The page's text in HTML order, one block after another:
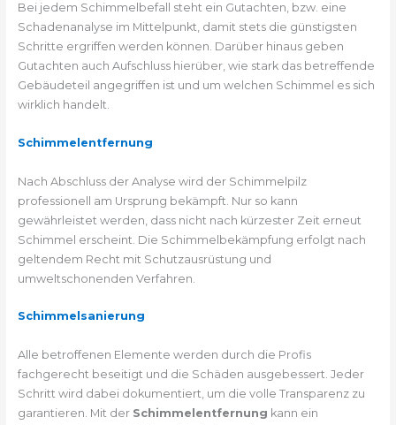
Bei jedem Schimmelbefall steht ein Gutachten, bzw. eine
Schadenanalyse im Mittelpunkt, damit stets die günstigsten
Schritte ergriffen werden können. Darüber hinaus geben
Gutachten auch Aufschluss hierüber, wie stark das betreffende
Gebäudeteil angegriffen ist und um welchen Schimmel es sich
wirklich handelt.
Schimmelentfernung
Nach Abschluss der Analyse wird der Schimmelpilz
professionell am Ursprung bekämpft. Nur so kann
gewährleistet werden, dass nicht nach kürzester Zeit erneut
Schimmel erscheint. Die Schimmelbekämpfung erfolgt nach
geltendem Recht mit Schutzausrüstung und
umweltschonenden Verfahren.
Schimmelsanierung
Alle betroffenen Elemente werden durch die Profis
fachgerecht beseitigt und die Schäden ausgebessert. Jeder
Schritt wird dabei dokumentiert, um die volle Transparenz zu
garantieren. Mit der Schimmelentfernung kann ein